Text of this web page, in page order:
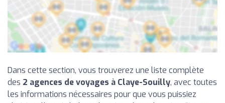
Dans cette section, vous trouverez une liste complète
des 2 agences de voyages à Claye-Souilly, avec toutes
les informations nécessaires pour que vous puissiez